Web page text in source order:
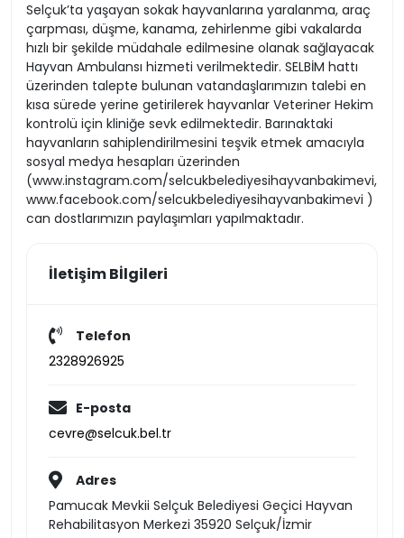
Selçuk’ta yaşayan sokak hayvanlarına yaralanma, araç
çarpması, düşme, kanama, zehirlenme gibi vakalarda
hızlı bir şekilde müdahale edilmesine olanak sağlayacak
Hayvan Ambulansı hizmeti verilmektedir. SELBİM hattı
üzerinden talepte bulunan vatandaşlarımızın talebi en
kısa sürede yerine getirilerek hayvanlar Veteriner Hekim
kontrolü için kliniğe sevk edilmektedir. Barınaktaki
hayvanların sahiplendirilmesini teşvik etmek amacıyla
sosyal medya hesapları üzerinden
(www.instagram.com/selcukbelediyesihayvanbakimevi,
www.facebook.com/selcukbelediyesihayvanbakimevi )
can dostlarımızın paylaşımları yapılmaktadır.
İletişim Bİlgileri
Telefon
2328926925
E-posta
cevre@selcuk.bel.tr
Adres
Pamucak Mevkii Selçuk Belediyesi Geçici Hayvan
Rehabilitasyon Merkezi 35920 Selçuk/İzmir